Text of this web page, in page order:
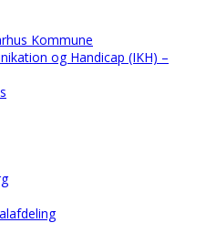
Kommune
og Handicap (IKH) –